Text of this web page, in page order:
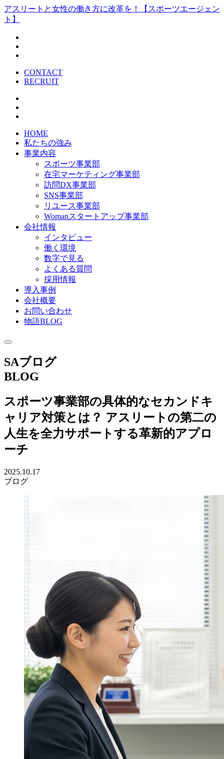
アスリートと女性の働き方に改革を！【スポーツエージェン
ト】
CONTACT
RECRUIT
HOME
私たちの強み
事業内容
スポーツ事業部
在宅マーケティング事業部
訪問DX事業部
SNS事業部
リユース事業部
Womanスタートアップ事業部
会社情報
インタビュー
働く環境
数字で見る
よくある質問
採用情報
導入事例
会社概要
お問い合わせ
物語BLOG
SAブログ
BLOG
スポーツ事業部の具体的なセカンドキ
ャリア対策とは？ アスリートの第二の
人生を全力サポートする革新的アプロ
ーチ
2025.10.17
ブログ